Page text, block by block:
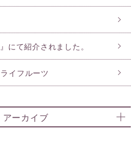
にて紹介されました。
イフルーツ
アーカイブ